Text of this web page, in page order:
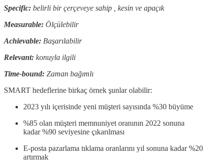
Specific: belirli bir çerçeveye sahip , kesin ve apaçık
Measurable: Ölçülebilir
Achievable: Başarılabilir
Relevant: konuyla ilgili
Time-bound: Zaman bağımlı
SMART hedeflerine birkaç örnek şunlar olabilir:
2023 yılı içerisinde yeni müşteri sayısında %30 büyüme
%85 olan müşteri memnuniyet oranının 2022 sonuna
kadar %90 seviyesine çıkarılması
E-posta pazarlama tıklama oranlarını yıl sonuna kadar %20
artırmak